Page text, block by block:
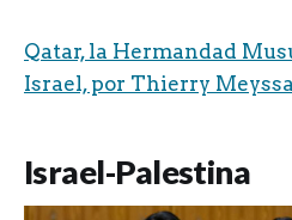
Qatar, la Hermandad
Israel, por Thierry
Israel-Palestina